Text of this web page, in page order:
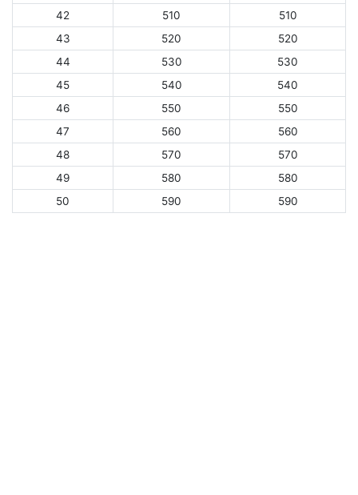
42
510
510
43
520
520
44
530
530
45
540
540
46
550
550
47
560
560
48
570
570
49
580
580
50
590 590